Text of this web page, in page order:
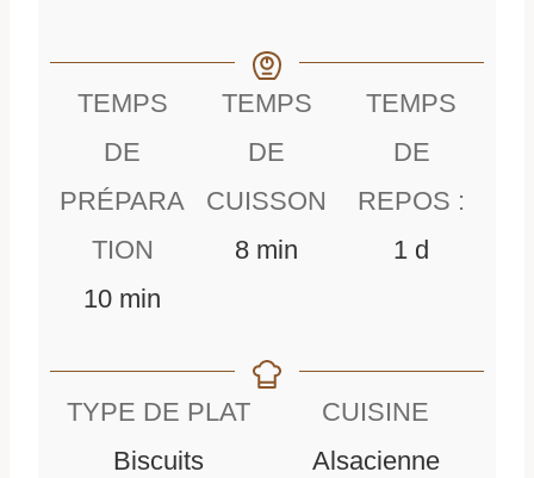
TEMPS
DE
PRÉPARA
TION
10m
n
u
min
TEMPS
DE
CUISSON
8m
u
min
TEMPS
DE
REPOS :
1 d
d
TYPE DE PLAT
Biscuits
CUISINE
Alsacienne